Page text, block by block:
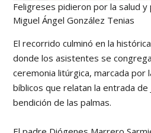
Feligreses pidieron por la salud
Miguel Ángel González Tenias
El recorrido culminó en la
donde los asistentes se
ceremonia litúrgica, marcada por
bíblicos que relatan la entrada de
bendición de las palmas.